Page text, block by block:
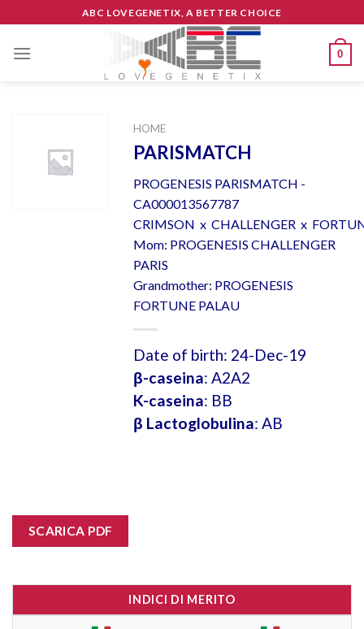
to
content
ABC LOVEGENETIX, A BETTER CHOICE
0
HOME
PARISMATCH
PROGENESIS PARISMATCH -
CA000013567787
CRIMSON x CHALLENGER x
Mom: PROGENESIS CHALLENGER
PARIS
Grandmother: PROGENESIS
FORTUNE PALAU
Date of birth: 24-Dec-19
β-caseina: A2A2
K-caseina: BB
β Lactoglobulina: AB
SCARICA PDF
INDICI DI MERITO